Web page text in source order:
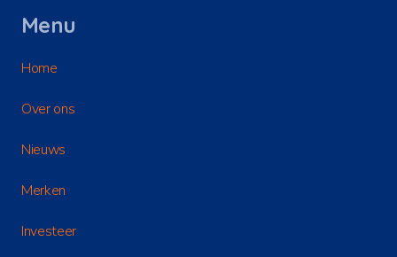
Menu
Home
Over ons
Nieuws
Merken
Investeer